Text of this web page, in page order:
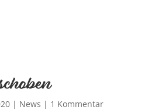
| News | 1 Kommentar